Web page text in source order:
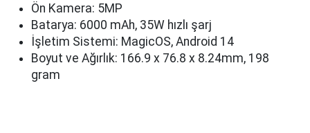
Ön Kamera: 5MP
Batarya: 6000 mAh, 35W hızlı şarj
İşletim Sistemi: MagicOS, Android 14
Boyut ve Ağırlık: 166.9 x 76.8 x 8.24mm, 198
gram